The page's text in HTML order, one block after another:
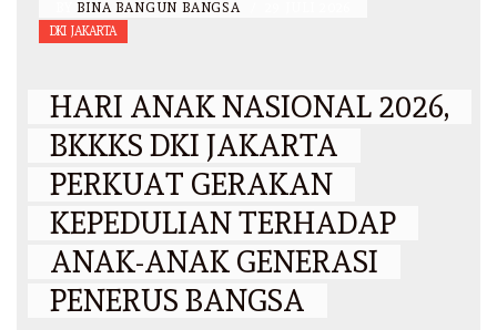
BINA BANGUN BANGSA
DKI JAKARTA
HARI ANAK NASIONAL 2026,
BKKKS DKI JAKARTA
PERKUAT GERAKAN
KEPEDULIAN TERHADAP
ANAK-ANAK GENERASI
PENERUS BANGSA